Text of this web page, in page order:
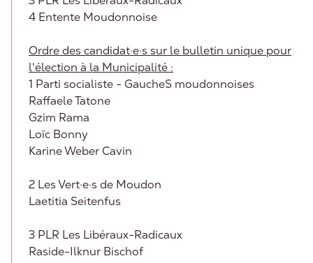
4 Entente Moudonnoise
Ordre des candidat·e·s sur le bulletin unique pour
l'élection à la Municipalité :
1 Parti socialiste - GaucheS moudonnoises
Raffaele Tatone
Gzim Rama
Loïc Bonny
Karine Weber Cavin
2 Les Vert·e·s de Moudon
Laetitia Seitenfus
3 PLR Les Libéraux-Radicaux
Raside-Ilknur Bischof